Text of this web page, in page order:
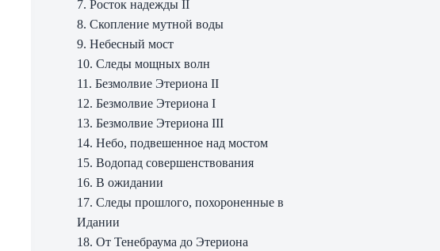
7. Росток надежды II
8. Скопление мутной воды
9. Небесный мост
10. Следы мощных волн
11. Безмолвие Этериона II
12. Безмолвие Этериона I
13. Безмолвие Этериона III
14. Небо, подвешенное над мостом
15. Водопад совершенствования
16. В ожидании
17. Следы прошлого, похороненные в
Идании
18. От Тенебраума до Этериона